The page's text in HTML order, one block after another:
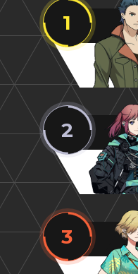
1
2
3